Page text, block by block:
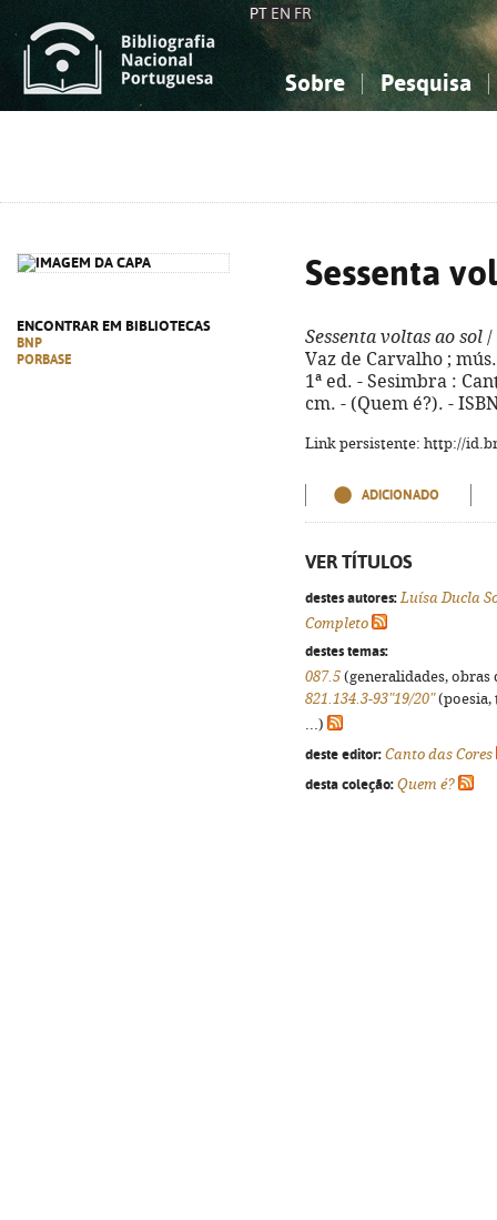
PT EN FR
Sobre Pesquisa
ENCONTRAR EM BIBLIOTECAS
BNP
PORBASE
Sessenta
Sessenta voltas ao sol /
Vaz de Carvalho ;
1ª ed. - Sesimbra :
cm. - (Quem é?). -
Link persistente: http://
ADICIONADO
VER TÍTULOS
destes autores: Luísa Ducla
Completo
destes temas:
087.5 (generalidades,
821.134.3-93"19/20"(poesia,
...)
deste editor: Canto das Cores
desta coleção: Quem é?